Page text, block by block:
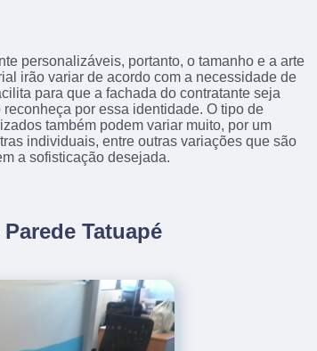
personalizáveis, portanto, o tamanho e a arte
irão variar de acordo com a necessidade de
para que a fachada do contratante seja
por essa identidade. O tipo de
também podem variar muito, por um
individuais, entre outras variações que são
a sofisticação desejada.
Tatuapé